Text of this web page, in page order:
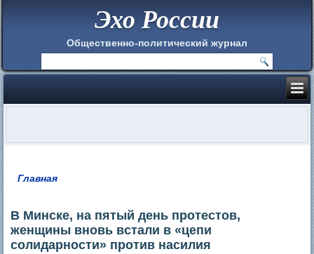
Эхо России
Общественно-политический журнал
Главная
В Минске, на пятый день протестов,
женщины вновь встали в «цепи
солидарности» против насилия